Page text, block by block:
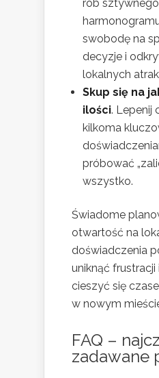
rób sztywnego
swobodę na
decyzje i
lokalnych
Skup się na
ilości. Lepenij
kilkoma
próbować
wszystko.
Świadome
otwartość na
doświadczenia
uniknąć frustracji
cieszyć się
w nowym
FAQ –
zadawane